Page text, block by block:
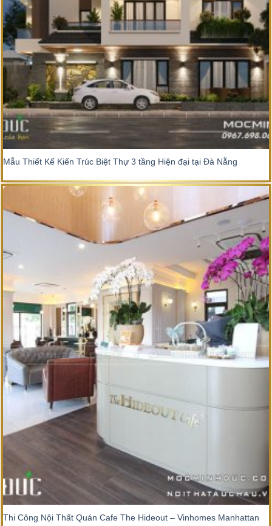
Mẫu Thiết Kế Kiến Trúc Biệt Thự 3 tầng Hiện đại tại Đà Nẵng
Thi Công Nội Thất Quán Cafe The Hideout – Vinhomes Manhattan